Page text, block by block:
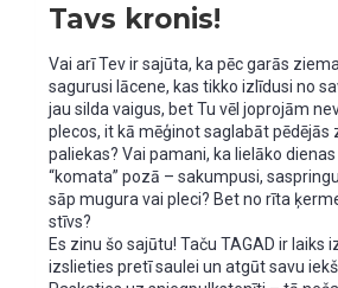
Tavs kronis!
Vai arī Tev ir sajūta, ka pēc garās
sagurusi lācene, kas tikko izlīdusi no
jau silda vaigus, bet Tu vēl joprojām
plecos, it kā mēģinot saglabāt
paliekas? Vai pamani, ka lielāko
“komata” pozā – sakumpusi,
sāp mugura vai pleci? Bet no rīta
stīvs?
Es zinu šo sajūtu! Taču TAGAD ir laiks
izslieties pretī saulei un atgūt savu